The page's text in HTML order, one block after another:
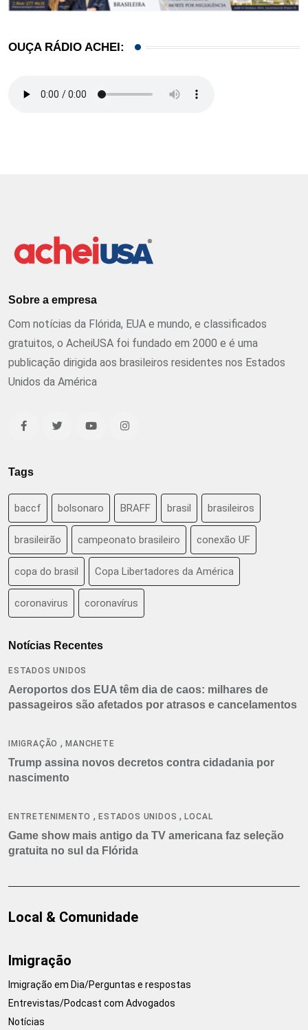
OUÇA RÁDIO ACHEI:
Sobre a empresa
Com notícias da Flórida, EUA e mundo, e classificados
gratuitos, o AcheiUSA foi fundado em 2000 e é uma
publicação dirigida aos brasileiros residentes nos Estados
Unidos da América
Tags
baccf bolsonaro BRAFF brasil brasileiros
brasileirão campeonato brasileiro conexão UF
copa do brasil Copa Libertadores da América
coronavirus coronavírus
Notícias Recentes
ESTADOS UNIDOS
Aeroportos dos EUA têm dia de caos: milhares de
passageiros são afetados por atrasos e cancelamentos
IMIGRAÇÃO ,MANCHETE
Trump assina novos decretos contra cidadania por
nascimento
ENTRETENIMENTO ,ESTADOS UNIDOS ,LOCAL
Game show mais antigo da TV americana faz seleção
gratuita no sul da Flórida
Local & Comunidade
Imigração
Imigração em Dia/Perguntas e respostas
Entrevistas/Podcast com Advogados
Notícias